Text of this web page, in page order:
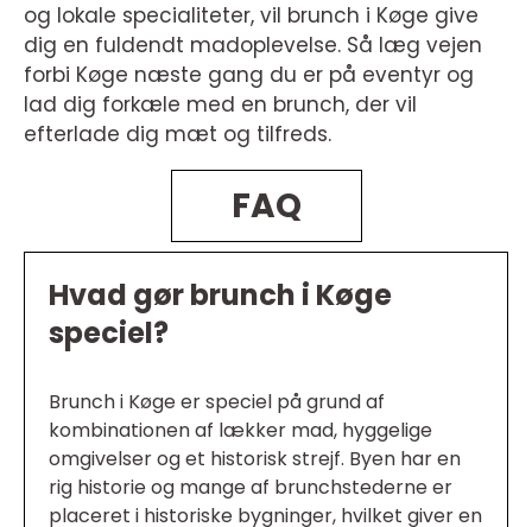
og lokale specialiteter, vil brunch i Køge give
dig en fuldendt madoplevelse. Så læg vejen
forbi Køge næste gang du er på eventyr og
lad dig forkæle med en brunch, der vil
efterlade dig mæt og tilfreds.
FAQ
Hvad gør brunch i Køge
speciel?
Brunch i Køge er speciel på grund af
kombinationen af lækker mad, hyggelige
omgivelser og et historisk strejf. Byen har en
rig historie og mange af brunchstederne er
placeret i historiske bygninger, hvilket giver en